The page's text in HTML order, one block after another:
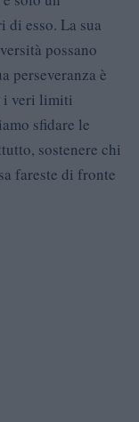
di esso. La sua
possano
perseveranza è
i veri limiti
sfidare le
sostenere chi
fareste di fronte